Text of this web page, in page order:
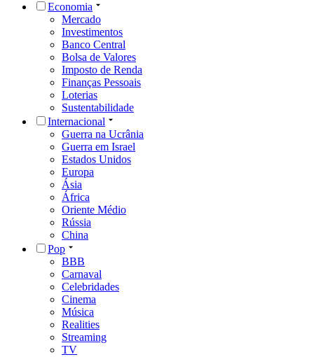
Economia
Mercado
Investimentos
Banco Central
Bolsa de Valores
Imposto de Renda
Finanças Pessoais
Loterias
Sustentabilidade
Internacional
Guerra na Ucrânia
Guerra em Israel
Estados Unidos
Europa
Ásia
África
Oriente Médio
Rússia
China
Pop
BBB
Carnaval
Celebridades
Cinema
Música
Realities
Streaming
TV